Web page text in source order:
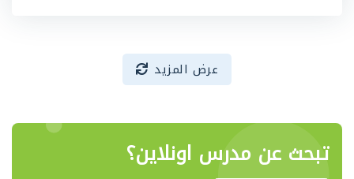
عرض المزيد
تبحث عن مدرس اونلاين؟